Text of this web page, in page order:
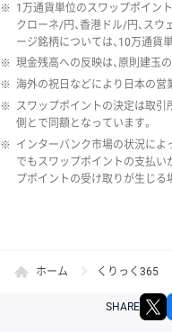
※ 1万通貨単位のスワップポイン
クローネ/円、香港ドル/円、ス
ージ銘柄については、10万通貨
※ 現金残高への反映は、原則建玉
※ 海外の祝日などにより日本の営
※ スワップポイントの決定は取引
側とで同額となっています。
※ インターバンク市場の状況によ
でもスワップポイントの支払い
プポイントの受け取りが生じる
ホーム くりっく365
SHARE